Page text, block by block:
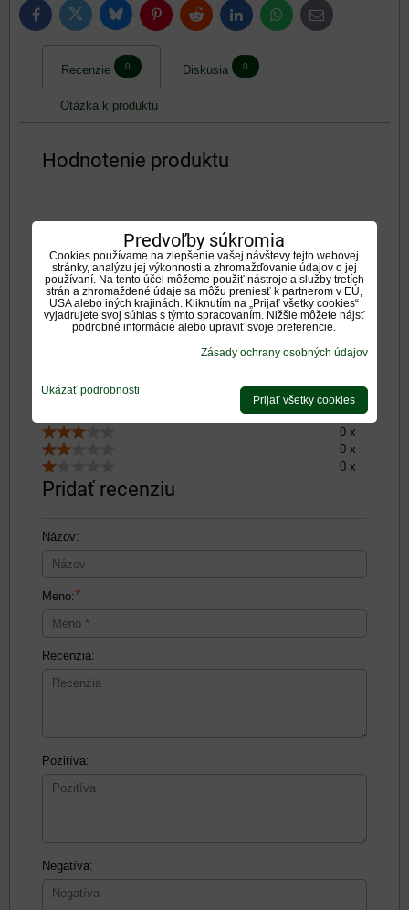
FacebookTwitter BlueskyPinterestReddit LinkedInWhatsApp
E-
mail
Recenzie 0 Diskusia 0
Otázka k produktu
Hodnotenie produktu
5 /5
1 hodnotení
1 x
0 x
0 x
0 x
0 x
Pridať recenziu
Názov:
Meno:*
Recenzia:
Pozitíva:
Negatíva:
Predvoľby súkromia
Cookies používame na zlepšenie vašej návštevy tejto webovej
stránky, analýzu jej výkonnosti a zhromažďovanie údajov o jej
používaní. Na tento účel môžeme použiť nástroje a služby tretích
strán a zhromaždené údaje sa môžu preniesť k partnerom v EÚ,
USA alebo iných krajinách. Kliknutím na „Prijať všetky cookies“
vyjadrujete svoj súhlas s týmto spracovaním. Nižšie môžete nájsť
podrobné informácie alebo upraviť svoje preferencie.
Zásady ochrany osobných údajov
Ukázať podrobnosti
Prijať všetky cookies